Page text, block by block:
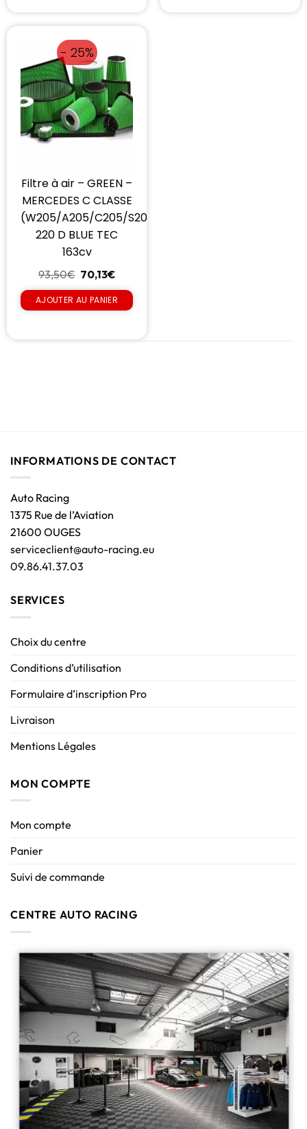
- 25%
Filtre à air – GREEN –
MERCEDES C CLASSE
(W205/A205/C205/S205)
220 D BLUE TEC
163cv
93,50€ 70,13€
AJOUTER AU PANIER
INFORMATIONS DE CONTACT
Auto Racing
1375 Rue de l’Aviation
21600 OUGES
serviceclient@auto-racing.eu
09.86.41.37.03
SERVICES
Choix du centre
Conditions d’utilisation
Formulaire d’inscription Pro
Livraison
Mentions Légales
MON COMPTE
Mon compte
Panier
Suivi de commande
CENTRE AUTO RACING